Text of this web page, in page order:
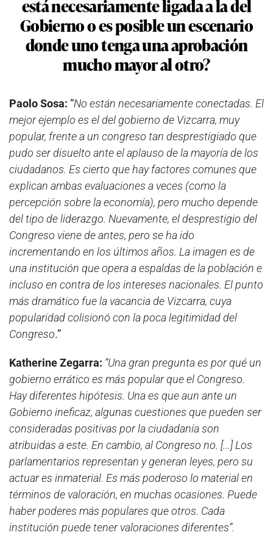
está necesariamente ligada a la del
Gobierno o es posible un escenario
donde uno tenga una aprobación
mucho mayor al otro?
Paolo Sosa: “No están necesariamente conectadas. El
mejor ejemplo es el del gobierno de Vizcarra, muy
popular, frente a un congreso tan desprestigiado que
pudo ser disuelto ante el aplauso de la mayoría de los
ciudadanos. Es cierto que hay factores comunes que
explican ambas evaluaciones a veces (como la
percepción sobre la economía), pero mucho depende
del tipo de liderazgo. Nuevamente, el desprestigio del
Congreso viene de antes, pero se ha ido
incrementando en los últimos años. La imagen es de
una institución que opera a espaldas de la población e
incluso en contra de los intereses nacionales. El punto
más dramático fue la vacancia de Vizcarra, cuya
popularidad colisionó con la poca legitimidad del
Congreso.”
Katherine Zegarra: “Una gran pregunta es por qué un
gobierno errático es más popular que el Congreso.
Hay diferentes hipótesis. Una es que aun ante un
Gobierno ineficaz, algunas cuestiones que pueden ser
consideradas positivas por la ciudadanía son
atribuidas a este. En cambio, al Congreso no. [...] Los
parlamentarios representan y generan leyes, pero su
actuar es inmaterial. Es más poderoso lo material en
términos de valoración, en muchas ocasiones. Puede
haber poderes más populares que otros. Cada
institución puede tener valoraciones diferentes”.